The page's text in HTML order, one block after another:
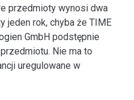
przedmioty wynosi dwa
jeden rok, chyba że TIME
GmbH podstępnie
Nie ma to
uregulowane w